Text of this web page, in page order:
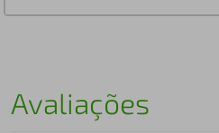
Avaliações